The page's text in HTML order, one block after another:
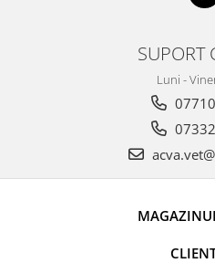
SUPORT
Luni -